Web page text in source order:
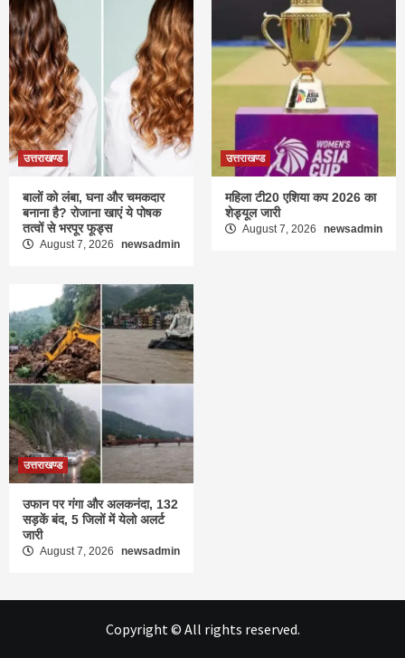
उत्तराखण्ड
बालों को लंबा, घना और चमकदार
बनाना है? रोजाना खाएं ये पोषक
तत्वों से भरपूर फूड्स
August 7, 2026 newsadmin
उत्तराखण्ड
महिला टी20 एशिया कप 2026 का
शेड्यूल जारी
August 7, 2026 newsadmin
उत्तराखण्ड
उफान पर गंगा और अलकनंदा, 132
सड़कें बंद, 5 जिलों में येलो अलर्ट
जारी
August 7, 2026 newsadmin
Copyright © All rights reserved.